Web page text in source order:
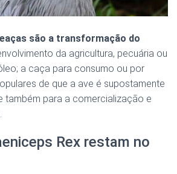
são a transformação do
da agricultura, pecuária ou
a caça para consumo ou por
de que a ave é supostamente
também para a comercialização e
Rex restam no